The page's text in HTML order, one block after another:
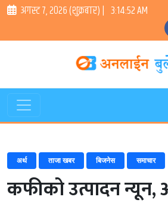
अगस्ट ७, २०२६ (शुक्रबार) | 3:14:52 AM
अर्थ ताजा खबर बिजनेस समाचार
कफीको उत्पादन